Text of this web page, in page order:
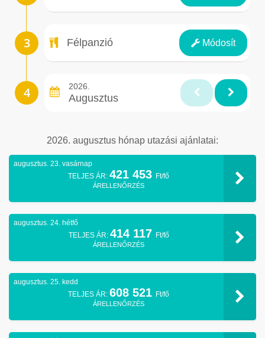
Félpanzió Módosít
Ellátás
2026.
Augusztus
2026. augusztus hónap utazási ajánlatai:
augusztus. 23. vasárnap
TELJES ÁR: 421 453 Ft/fő
ÁRELLENŐRZÉS
augusztus. 24. hétfő
TELJES ÁR: 414 117 Ft/fő
ÁRELLENŐRZÉS
augusztus. 25. kedd
TELJES ÁR: 608 521 Ft/fő
ÁRELLENŐRZÉS